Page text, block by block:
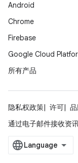
Android
Chrome
Firebase
Google Cloud
所有产品
隐私权政策 许可
通过电子邮件接收资